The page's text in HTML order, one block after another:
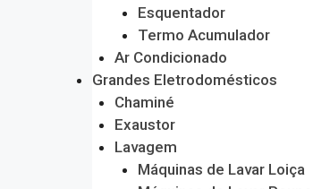
Esquentador
Termo Acumulador
Ar Condicionado
Grandes Eletrodomésticos
Chaminé
Exaustor
Lavagem
Máquinas de Lavar Loiça